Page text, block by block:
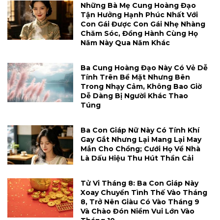
Những Bà Mẹ Cung Hoàng Đạo
Tận Hưởng Hạnh Phúc Nhất Với
Con Gái Được Con Gái Nhẹ Nhàng
Chăm Sóc, Đồng Hành Cùng Họ
Năm Này Qua Năm Khác
Ba Cung Hoàng Đạo Này Có Vẻ Dễ
Tính Trên Bề Mặt Nhưng Bên
Trong Nhạy Cảm, Không Bao Giờ
Dễ Dàng Bị Người Khác Thao
Túng
Ba Con Giáp Nữ Này Có Tính Khí
Gay Gắt Nhưng Lại Mang Lại May
Mắn Cho Chồng; Cưới Họ Về Nhà
Là Dấu Hiệu Thu Hút Thần Cải
Tử Vi Tháng 8: Ba Con Giáp Này
Xoay Chuyển Tình Thế Vào Tháng
8, Trở Nên Giàu Có Vào Tháng 9
Và Chào Đón Niềm Vui Lớn Vào